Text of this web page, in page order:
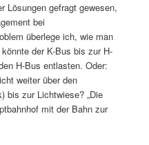
Lösungen gefragt gewesen,
bei
überlege ich, wie man
der K-Bus bis zur H-
H-Bus entlasten. Oder:
weiter über den
bis zur Lichtwiese? „Die
mit der Bahn zur